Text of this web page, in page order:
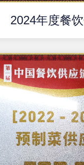
2024年度餐